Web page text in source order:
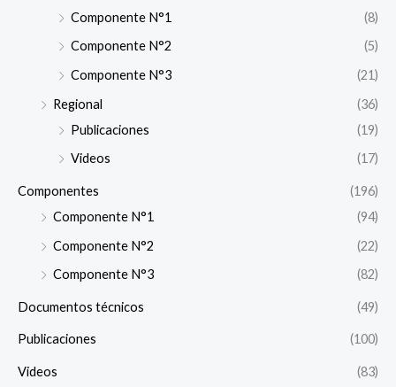
Componente N°1
(8)
Componente N°2
(5)
Componente N°3
(21)
Regional
(36)
Publicaciones
(19)
Videos
(17)
Componentes
(196)
Componente N°1
(94)
Componente N°2
(22)
Componente N°3
(82)
Documentos técnicos (49)
Publicaciones (100)
Videos (83)